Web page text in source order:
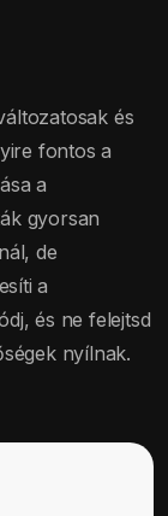
és
fontos a
a
gyorsan
de
a
és ne felejtsd
nyílnak.